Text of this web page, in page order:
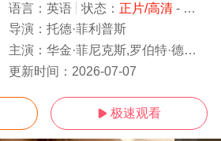
语言： 英语 状态： 正片/高清- 免费在线观看
导演： 托德·菲利普斯
主演： 华金·菲尼克斯,罗伯特·德尼罗,马克·马龙,莎姬·贝兹,谢伊·惠格姆,弗兰西丝·康罗伊,布莱恩·考伦,布莱恩·
更新时间： 2026-07-07
 极速观看